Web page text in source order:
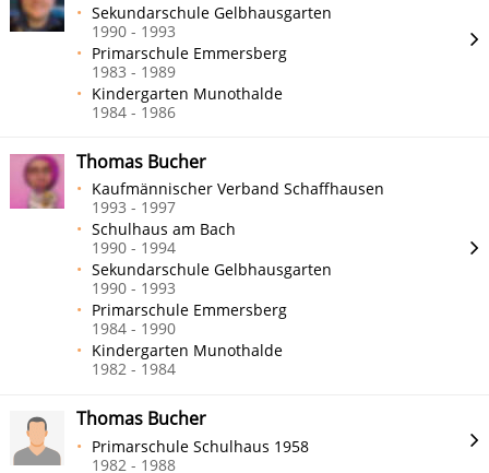
Sekundarschule Gelbhausgarten
1990 - 1993
Primarschule Emmersberg
1983 - 1989
Kindergarten Munothalde
1984 - 1986
Thomas Bucher
Kaufmännischer Verband Schaffhausen
1993 - 1997
Schulhaus am Bach
1990 - 1994
Sekundarschule Gelbhausgarten
1990 - 1993
Primarschule Emmersberg
1984 - 1990
Kindergarten Munothalde
1982 - 1984
Thomas Bucher
Primarschule Schulhaus 1958
1982 - 1988